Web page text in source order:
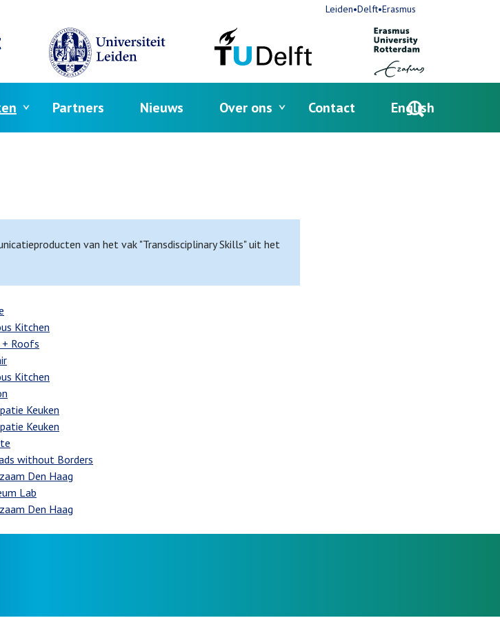
Open
Partners Nieuws Over ons Contact English
Leiden•Delft•Erasmus
van het vak "Transdisciplinary Skills" uit het
Kitchen
Roofs
Kitchen
Keuken
Keuken
without Borders
Den Haag
Lab
Den Haag